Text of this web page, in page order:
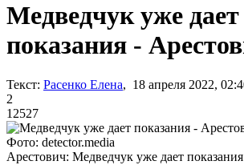
Медведчук уже дает
показания -
Текст: Расенко Елена, 18 апреля 2022,
2
12527
Фото: detector.media
Арестович: Медведчук уже дает показания